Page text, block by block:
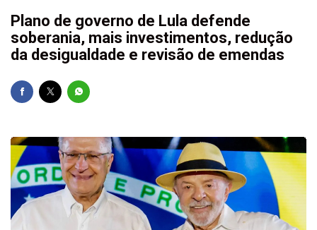
Plano de governo de Lula defende
soberania, mais investimentos, redução
da desigualdade e revisão de emendas